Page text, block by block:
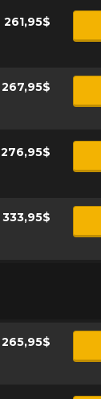
261,95$
267,95$
276,95$
333,95$
265,95$